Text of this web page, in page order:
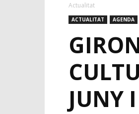
Actualitat
ACTUALITAT AGENDA
JUNY